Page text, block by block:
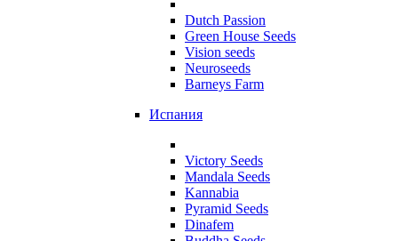
Dutch Passion
Green House Seeds
Vision seeds
Neuroseeds
Barneys Farm
Испания
Victory Seeds
Mandala Seeds
Kannabia
Pyramid Seeds
Dinafem